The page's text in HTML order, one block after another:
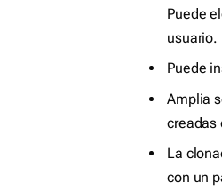
Puede
usuario.
Puede
Amplia
creadas
La
con un